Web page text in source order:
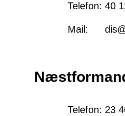
Telefon: 40
Mail:
Telefon: 23